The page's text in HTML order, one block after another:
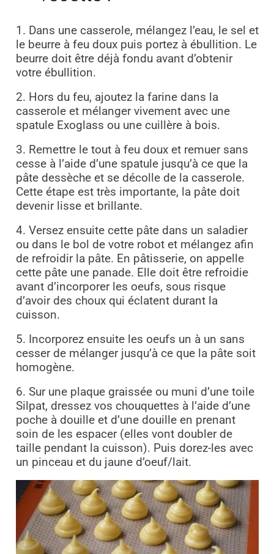
1. Dans une casserole, mélangez l’eau, le sel et
le beurre à feu doux puis portez à ébullition. Le
beurre doit être déjà fondu avant d’obtenir
votre ébullition.
2. Hors du feu, ajoutez la farine dans la
casserole et mélanger vivement avec une
spatule Exoglass ou une cuillère à bois.
3. Remettre le tout à feu doux et remuer sans
cesse à l’aide d’une spatule jusqu’à ce que la
pâte dessèche et se décolle de la casserole.
Cette étape est très importante, la pâte doit
devenir lisse et brillante.
4. Versez ensuite cette pâte dans un saladier
ou dans le bol de votre robot et mélangez afin
de refroidir la pâte. En pâtisserie, on appelle
cette pâte une panade. Elle doit être refroidie
avant d’incorporer les oeufs, sous risque
d’avoir des choux qui éclatent durant la
cuisson.
5. Incorporez ensuite les oeufs un à un sans
cesser de mélanger jusqu’à ce que la pâte soit
homogène.
6. Sur une plaque graissée ou muni d’une toile
Silpat, dressez vos chouquettes à l’aide d’une
poche à douille et d’une douille en prenant
soin de les espacer (elles vont doubler de
taille pendant la cuisson). Puis dorez-les avec
un pinceau et du jaune d’oeuf/lait.